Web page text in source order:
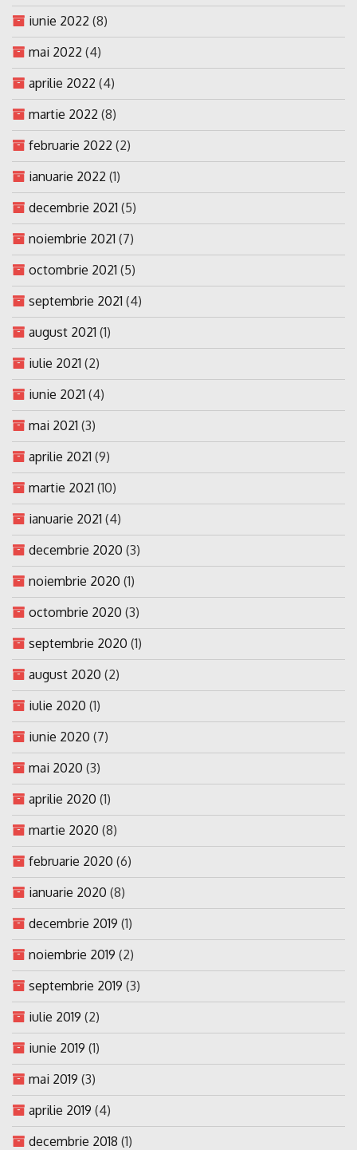
iunie 2022 (8)
mai 2022 (4)
aprilie 2022 (4)
martie 2022 (8)
februarie 2022 (2)
ianuarie 2022 (1)
decembrie 2021 (5)
noiembrie 2021 (7)
octombrie 2021 (5)
septembrie 2021 (4)
august 2021 (1)
iulie 2021 (2)
iunie 2021 (4)
mai 2021 (3)
aprilie 2021 (9)
martie 2021 (10)
ianuarie 2021 (4)
decembrie 2020 (3)
noiembrie 2020 (1)
octombrie 2020 (3)
septembrie 2020 (1)
august 2020 (2)
iulie 2020 (1)
iunie 2020 (7)
mai 2020 (3)
aprilie 2020 (1)
martie 2020 (8)
februarie 2020 (6)
ianuarie 2020 (8)
decembrie 2019 (1)
noiembrie 2019 (2)
septembrie 2019 (3)
iulie 2019 (2)
iunie 2019 (1)
mai 2019 (3)
aprilie 2019 (4)
decembrie 2018 (1)